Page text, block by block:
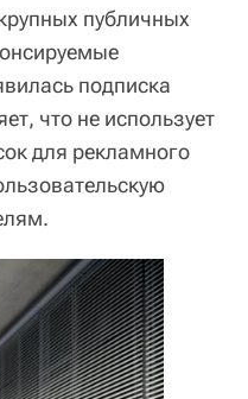
публичных
подписка
что не использует
для рекламного